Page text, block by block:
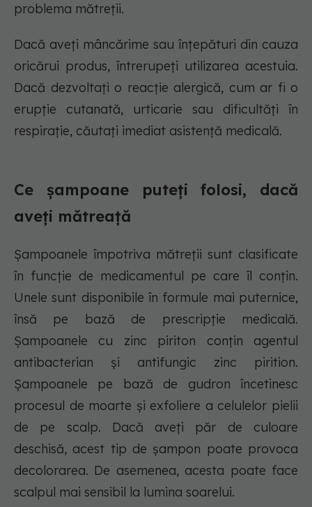
problema mătreții.
Dacă aveți mâncărime sau înțepături din cauza
oricărui produs, întrerupeți utilizarea acestuia.
Dacă dezvoltați o reacție alergică, cum ar fi o
erupție cutanată, urticarie sau dificultăți în
respirație, căutați imediat asistență medicală.
Ce șampoane puteți folosi, dacă
aveți mătreață
Șampoanele împotriva mătreții sunt clasificate
în funcție de medicamentul pe care îl conțin.
Unele sunt disponibile în formule mai puternice,
însă pe bază de prescripție medicală.
Șampoanele cu zinc piriton conțin agentul
antibacterian și antifungic zinc pirition.
Șampoanele pe bază de gudron încetinesc
procesul de moarte și exfoliere a celulelor pielii
de pe scalp. Dacă aveți păr de culoare
deschisă, acest tip de șampon poate provoca
decolorarea. De asemenea, acesta poate face
scalpul mai sensibil la lumina soarelui.